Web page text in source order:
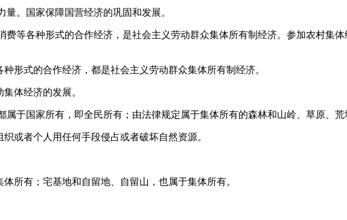
。国家保障国营经济的巩固和发展。
各种形式的合作经济，是社会主义劳动群众集体所有制经济。参加农村集
式的合作经济，都是社会主义劳动群众集体所有制经济。
体经济的发展。
国家所有，即全民所有；由法律规定属于集体所有的森林和山岭、草原、荒
者个人用任何手段侵占或者破坏自然资源。
有；宅基地和自留地、自留山，也属于集体所有。